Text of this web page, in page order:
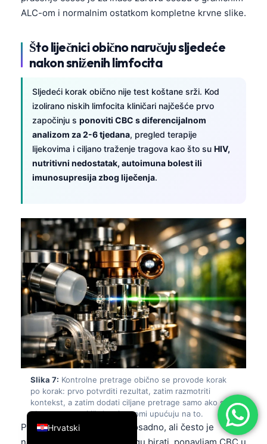
ALC-om i normalnim ostatkom kompletne krvne slike.
Što liječnici obično naručuju sljedeće
nakon sniženih limfocita
Sljedeći korak obično nije test koštane srži. Kod
izolirano niskih limfocita kliničari najčešće prvo
započinju s ponoviti CBC s diferencijalnom
analizom za 2-6 tjedana, pregled terapije
lijekovima i ciljano traženje tragova kao što su HIV,
nutritivni nedostatak, autoimuna bolest ili
imunosupresija zbog liječenja.
Slika 7: Kontrolne pretrage obično se provode korak
po korak: prvo potvrditi rezultat, zatim razmotriti
kontekst, a zatim dodati ciljane pretrage samo ako se
obrazac nastavi ili ako simptomi upućuju na to.
Ponovno testiranje zvuči dosadno, ali često je
Hrvatski
English
Deutsch
العربية
Français
עִבְרִית
Italiano
Español
Português
Ελληνικά
Türkçe
Български
Dansk
Nederlands
हिन्दी
Հայերեն
Српски језик